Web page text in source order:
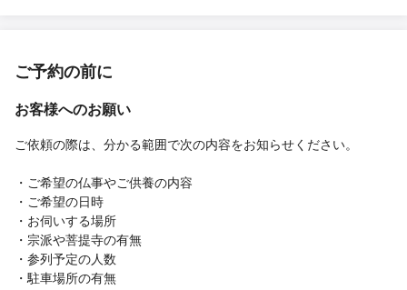
ご予約の前に
お客様へのお願い
ご依頼の際は、分かる範囲で次の内容をお知らせください。
・ご希望の仏事やご供養の内容
・ご希望の日時
・お伺いする場所
・宗派や菩提寺の有無
・参列予定の人数
・駐車場所の有無